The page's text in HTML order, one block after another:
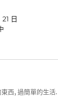
日
西, 過簡單的生活.